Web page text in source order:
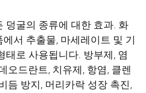
덩굴의 종류에 대한 효과. 화
에서 추출물, 마세레이트 및 기
태로 사용됩니다. 방부제, 염
오드란트, 치유제, 항염, 클렌
듬 방지, 머리카락 성장 촉진,